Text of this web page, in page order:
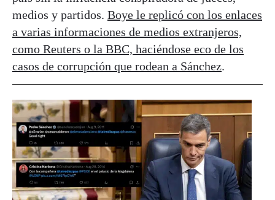
medios y partidos. Boye le replicó con los enlaces
a varias informaciones de medios extranjeros,
como Reuters o la BBC, haciéndose eco de los
casos de corrupción que rodean a Sánchez.